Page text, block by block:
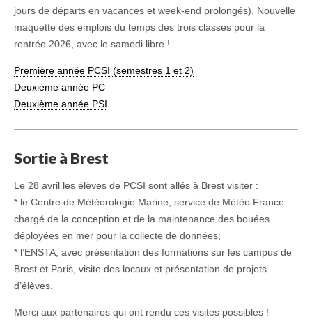
jours de départs en vacances et week-end prolongés). Nouvelle
maquette des emplois du temps des trois classes pour la
rentrée 2026, avec le samedi libre !
Première année PCSI (semestres 1 et 2)
Deuxième année PC
Deuxième année PSI
Sortie à Brest
Le 28 avril les élèves de PCSI sont allés à Brest visiter :
* le Centre de Météorologie Marine, service de Météo France
chargé de la conception et de la maintenance des bouées
déployées en mer pour la collecte de données;
* l’ENSTA, avec présentation des formations sur les campus de
Brest et Paris, visite des locaux et présentation de projets
d’élèves.
Merci aux partenaires qui ont rendu ces visites possibles !